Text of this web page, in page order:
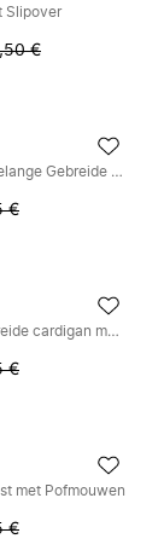
Slipover
€
Lichtgrijs Melange Gebreide Vest
€
Zwarte gebreide cardigan met pofmouwen
€
met Pofmouwen
€